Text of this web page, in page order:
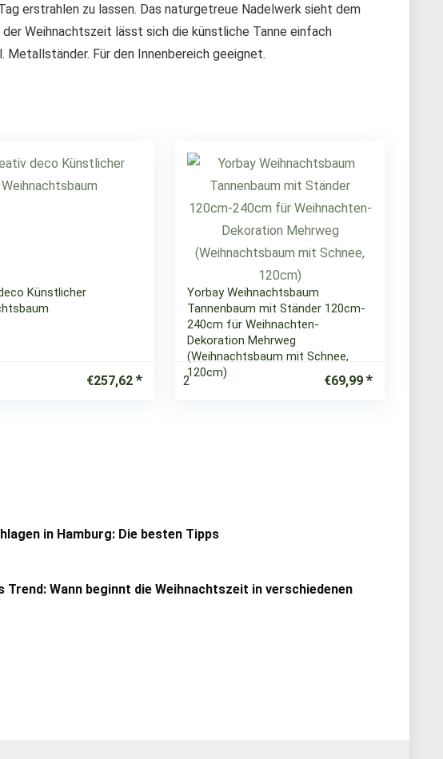
erstrahlen zu lassen. Das naturgetreue Nadelwerk sieht dem
Weihnachtszeit lässt sich die künstliche Tanne einfach
Metallständer. Für den Innenbereich geeignet.
Künstlicher
€257,62
Yorbay Weihnachtsbaum
Tannenbaum mit Ständer 120cm-
240cm für Weihnachten-
Dekoration Mehrweg
(Weihnachtsbaum mit Schnee,
120cm)
2 €69,99
in Hamburg: Die besten Tipps
Trend: Wann beginnt die Weihnachtszeit in verschiedenen